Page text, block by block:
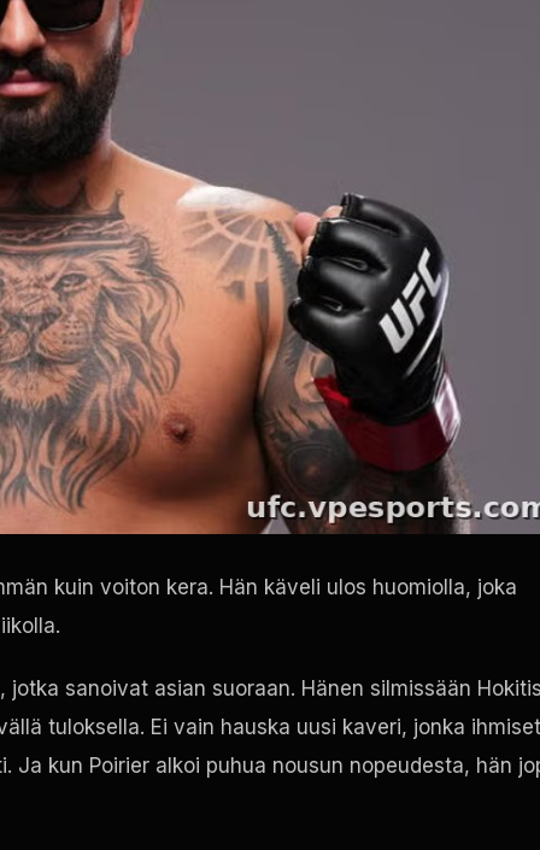
kuin voiton kera. Hän käveli ulos huomiolla, joka
sanoivat asian suoraan. Hänen silmissään
tuloksella. Ei vain hauska uusi kaveri, jonka ihmiset
kun Poirier alkoi puhua nousun nopeudesta, hän